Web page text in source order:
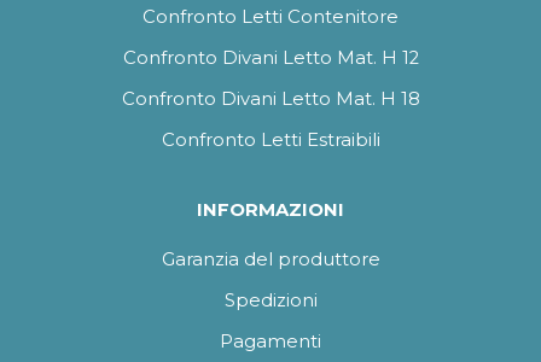
Confronto Letti Contenitore
Confronto Divani Letto Mat. H 12
Confronto Divani Letto Mat. H 18
Confronto Letti Estraibili
INFORMAZIONI
Garanzia del produttore
Spedizioni
Pagamenti